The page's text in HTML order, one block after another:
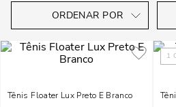
Tênis Floater Lux Preto E Branco
1